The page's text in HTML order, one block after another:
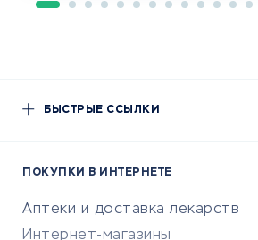
БЫСТРЫЕ ССЫЛКИ
ПОКУПКИ В ИНТЕРНЕТЕ
Аптеки и доставка лекарств
Интернет-магазины